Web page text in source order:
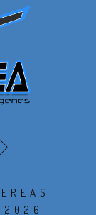
-
2026